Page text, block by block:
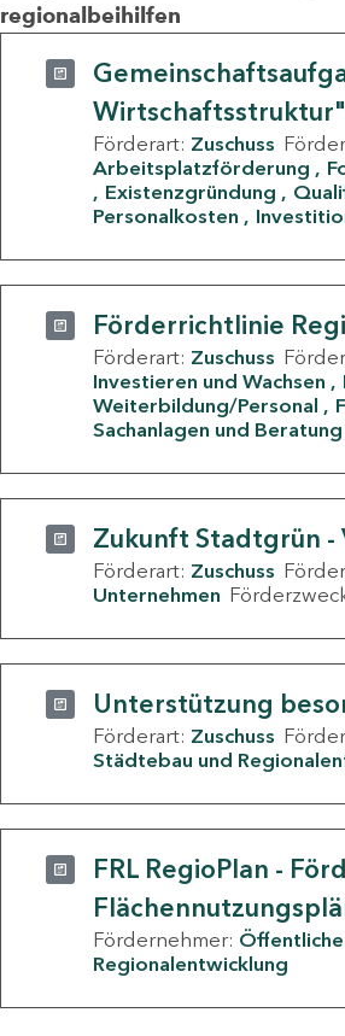
regionalbeihilfen
Wirtschaftsstruktur"
Förderart: Zuschuss
Arbeitsplatzförderung
Existenzgründung
Personalkosten
Förderrichtlinie
Förderart: Zuschuss
Investieren und Wachsen
Weiterbildung/Personal
Sachanlagen und Beratung
Zukunft Stadtgrün -
Förderart: Zuschuss
Unternehmen
Unterstützung
Förderart: Zuschuss
Städtebau und
FRL RegioPlan -
Fördernehmer:
Regionalentwicklung